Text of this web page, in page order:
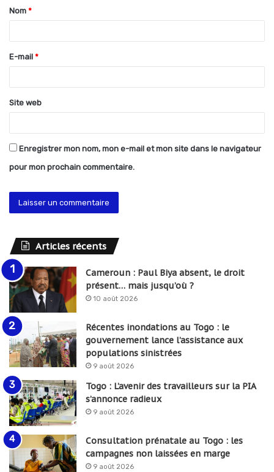
a
e
*
Nom *
E-mail *
Site web
Enregistrer mon nom, mon e-mail et mon site dans le navigateur
pour mon prochain commentaire.
Articles récents
Cameroun : Paul Biya absent, le droit
présent… mais jusqu’où ?
10 août 2026
Récentes inondations au Togo : le
gouvernement lance l’assistance aux
populations sinistrées
9 août 2026
Togo : L’avenir des travailleurs sur la PIA
s’annonce radieux
9 août 2026
Consultation prénatale au Togo : les
campagnes non laissées en marge
9 août 2026